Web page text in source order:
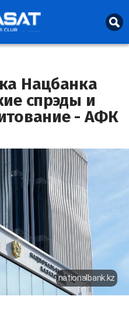
Нацбанка
спрэды и
- АФК
nationalbank.kz